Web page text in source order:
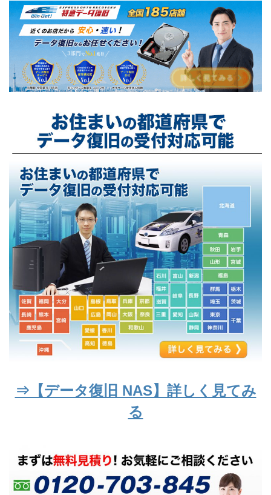
⇒【データ復旧 NAS】詳しく見てみ
る